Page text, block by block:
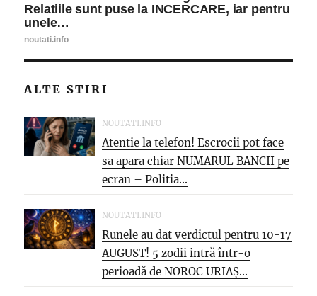
ALTE STIRI
NOUTATI.INFO
Atentie la telefon! Escrocii pot face
sa apara chiar NUMARUL BANCII pe
ecran – Politia...
NOUTATI.INFO
Runele au dat verdictul pentru 10-17
AUGUST! 5 zodii intră într-o
perioadă de NOROC URIAȘ...